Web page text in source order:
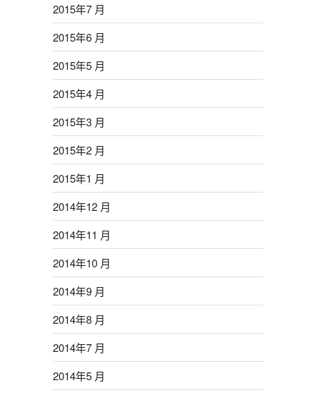
2015年7 月
2015年6 月
2015年5 月
2015年4 月
2015年3 月
2015年2 月
2015年1 月
2014年12 月
2014年11 月
2014年10 月
2014年9 月
2014年8 月
2014年7 月
2014年5 月